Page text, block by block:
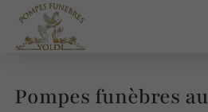
Pompes funèbres